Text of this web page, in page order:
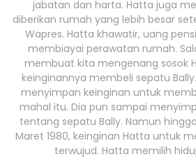
jabatan dan harta. Hatta juga
diberikan rumah yang lebih besar
Wapres. Hatta khawatir, uang
membiayai perawatan rumah.
membuat kita mengenang sosok
keinginannya membeli sepatu
menyimpan keinginan untuk
mahal itu. Dia pun sampai
tentang sepatu Bally. Namun
Maret 1980, keinginan Hatta untuk
terwujud. Hatta memilih